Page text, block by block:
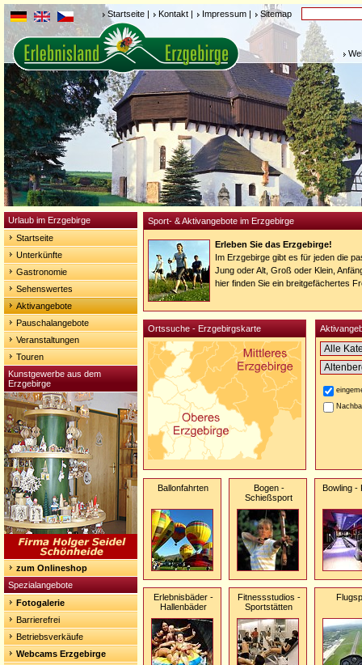
Startseite | Kontakt | Impressum | Sitemap
Urlaub im Erzgebirge
Startseite
Unterkünfte
Gastronomie
Sehenswertes
Aktivangebote
Pauschalangebote
Veranstaltungen
Touren
Kunstgewerbe aus dem
Erzgebirge
zum Onlineshop
Spezialangebote
Fotogalerie
Barrierefrei
Betriebsverkäufe
Webcams Erzgebirge
Sport- & Aktivangebote im Erzgebirge
Erleben Sie das Erzgebirge!
Im Erzgebirge gibt es für jeden die
Jung oder Alt, Groß oder Klein,
hier finden Sie ein breitgefächertes
Ortssuche - Erzgebirgskarte
Ballonfahrten
Bogen -
Schießsport
Bowling -
Erlebnisbäder -
Hallenbäder
Fitnessstudios -
Sportstätten